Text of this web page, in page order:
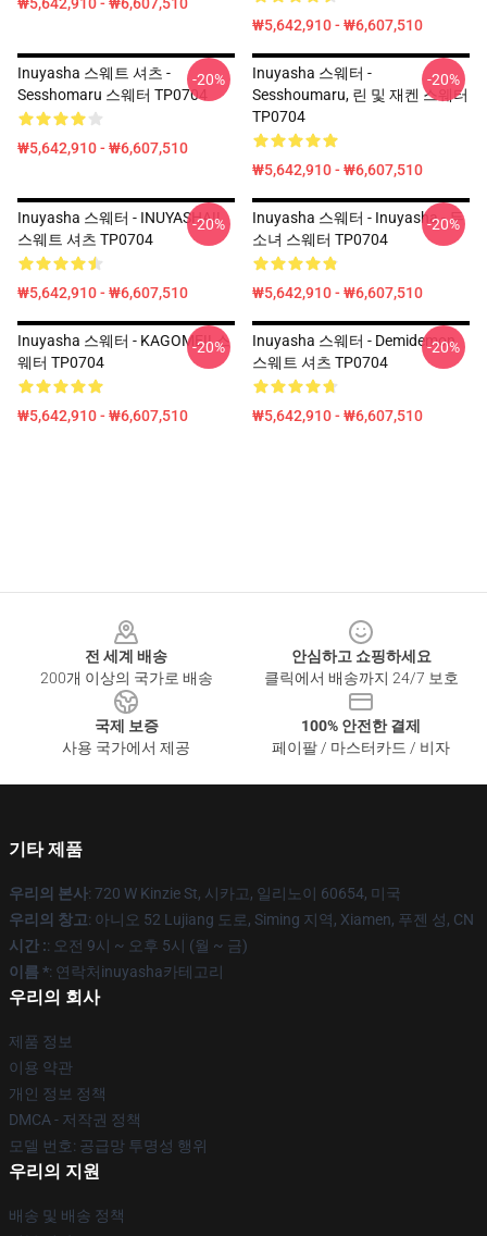
₩5,642,910 - ₩6,607,510
Inuyasha 스웨트 셔츠 -
Sesshomaru 스웨터 TP0704
₩5,642,910 - ₩6,607,510
-20%
Inuyasha 스웨터 -
Sesshoumaru, 린 및 재켄 스웨터
TP0704
₩5,642,910 - ₩6,607,510
-20%
Inuyasha 스웨터 - INUYASHA!!
스웨트 셔츠 TP0704
₩5,642,910 - ₩6,607,510
-20%
Inuyasha 스웨터 - Inuyasha - 두
소녀 스웨터 TP0704
₩5,642,910 - ₩6,607,510
-20%
Inuyasha 스웨터 - KAGOME!! 스
웨터 TP0704
₩5,642,910 - ₩6,607,510
-20%
Inuyasha 스웨터 - Demidemon
스웨트 셔츠 TP0704
₩5,642,910 - ₩6,607,510
-20%
전 세계 배송
200개 이상의 국가로 배송
안심하고 쇼핑하세요
클릭에서 배송까지 24/7 보호
국제 보증
사용 국가에서 제공
100% 안전한 결제
페이팔 / 마스터카드 / 비자
기타 제품
우리의 본사: 720 W Kinzie St, 시카고, 일리노이 60654, 미국
우리의 창고: 아니오 52 Lujiang 도로, Siming 지역, Xiamen, 푸젠 성, CN
시간 :: 오전 9시 ~ 오후 5시 (월 ~ 금)
이름 *: 연락처inuyasha카테고리
우리의 회사
제품 정보
이용 약관
개인 정보 정책
DMCA - 저작권 정책
모델 번호: 공급망 투명성 행위
우리의 지원
배송 및 배송 정책